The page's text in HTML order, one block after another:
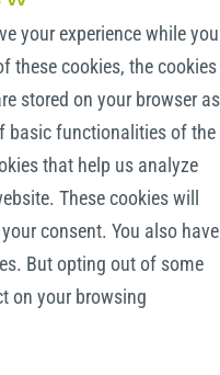
your experience while you
these cookies, the cookies
stored on your browser as
basic functionalities of the
that help us analyze
These cookies will
consent. You also have
But opting out of some
on your browsing